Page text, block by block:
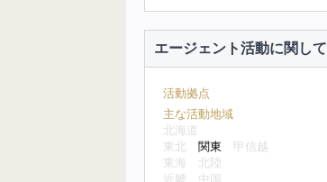
エージェント活動に関して
活動拠点
主な活動地域
北海道
東北 関東 甲信越
東海
北陸
近畿
中国